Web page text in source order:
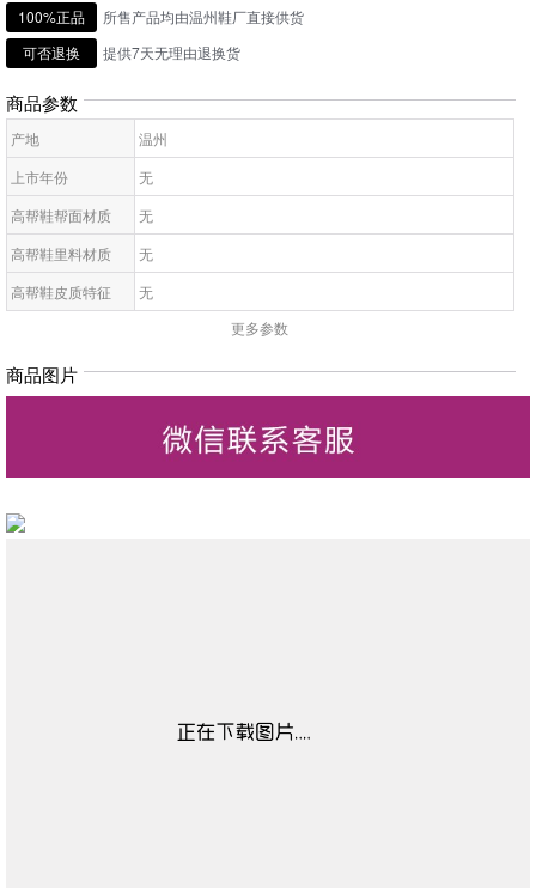
100%正品
所售产品均由温州鞋厂直接供货
可否退换
提供7天无理由退换货
商品参数
产地
温州
上市年份
无
高帮鞋帮面材质
无
高帮鞋里料材质
无
高帮鞋皮质特征
无
高帮鞋鞋头款式
无
高帮鞋鞋型
无
高帮鞋图案
更多参数
商品图片